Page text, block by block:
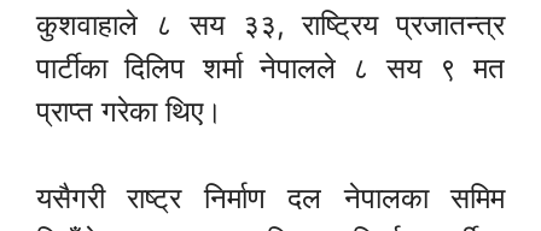
कुशवाहाले ८ सय ३३, राष्ट्रिय प्रजातन्त्र
पार्टीका दिलिप शर्मा नेपालले ८ सय ९ मत
प्राप्त गरेका थिए।
यसैगरी राष्ट्र निर्माण दल नेपालका समिम